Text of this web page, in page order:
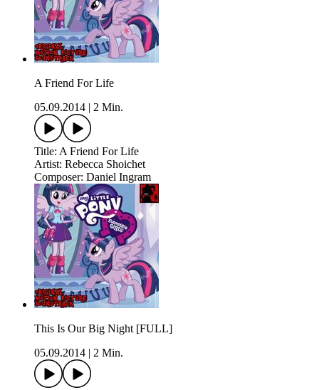
A Friend For Life
05.09.2014
2 Min.
Title: A Friend For Life
Artist: Rebecca Shoichet
Composer: Daniel Ingram
This Is Our Big Night [FULL]
05.09.2014
2 Min.